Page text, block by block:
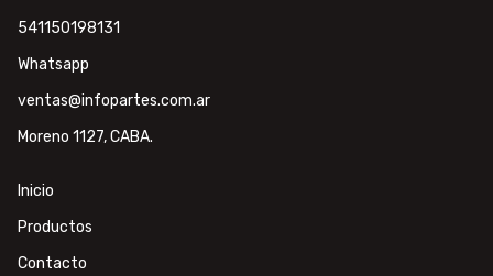
541150198131
Whatsapp
ventas@infopartes.com.ar
Moreno 1127, CABA.
Inicio
Productos
Contacto